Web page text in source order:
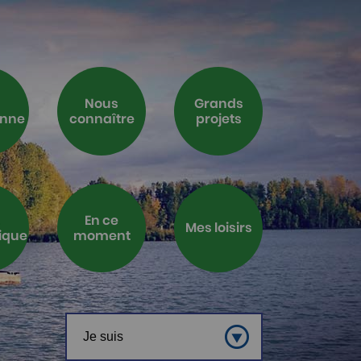
Nous
connaître
Grands
projets
En ce
moment
Mes loisirs
Je suis